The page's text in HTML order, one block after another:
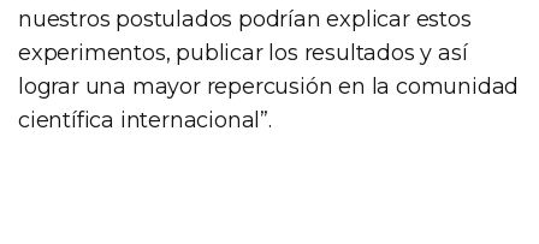
nuestros postulados podrían explicar estos
experimentos, publicar los resultados y así
lograr una mayor repercusión en la comunidad
científica internacional”.